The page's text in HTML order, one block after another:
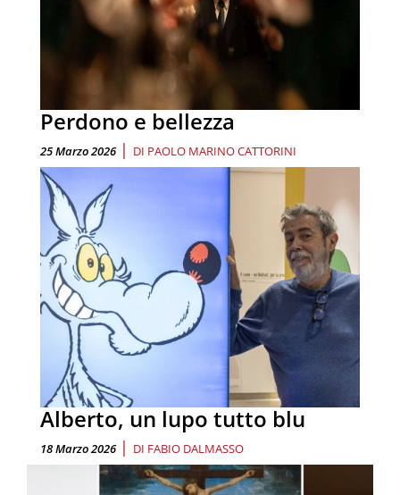
Perdono e bellezza
25 Marzo 2026 | DI PAOLO MARINO CATTORINI
Alberto, un lupo tutto blu
18 Marzo 2026 | DI FABIO DALMASSO